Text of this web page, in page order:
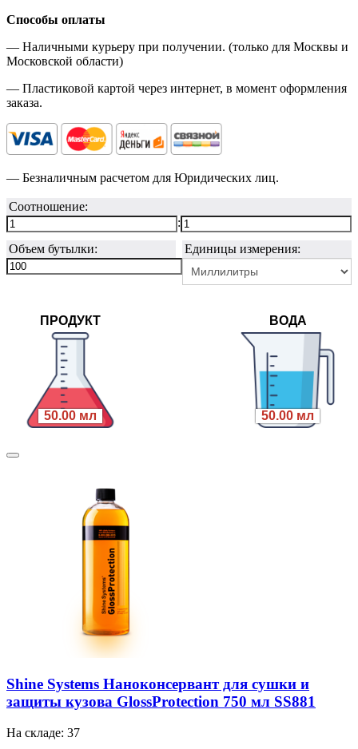
Способы оплаты
— Наличными курьеру при получении. (только для Москвы и
Московской области)
— Пластиковой картой через интернет, в момент оформления
заказа.
— Безналичным расчетом для Юридических лиц.
Соотношение:
:
Объем бутылки:
Единицы измерения:
ПРОДУКТ
50.00 мл
ВОДА
50.00 мл
Shine Systems Наноконсервант для сушки и
защиты кузова GlossProtection 750 мл SS881
На складе: 37